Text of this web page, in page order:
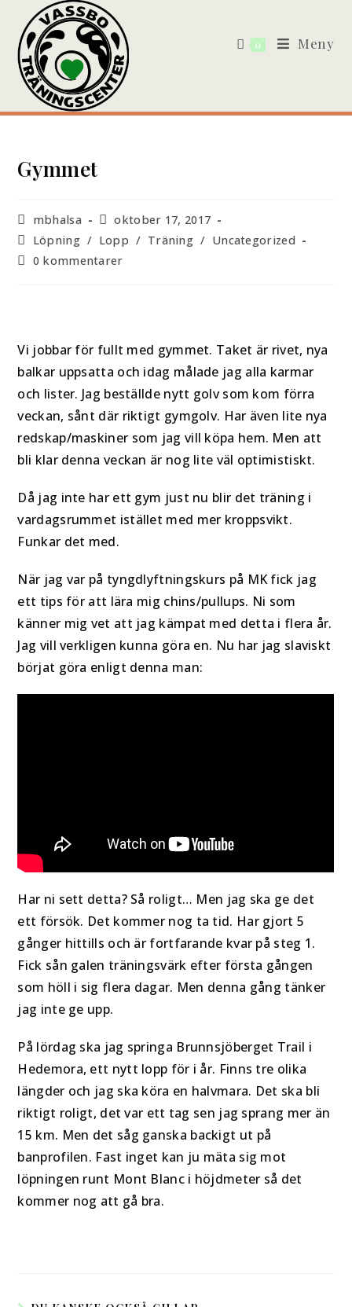
0 Meny
Gymmet
mbhalsa
oktober 17, 2017
Löpning / Lopp / Träning / Uncategorized
0 kommentarer
Vi jobbar för fullt med gymmet. Taket är rivet, nya
balkar uppsatta och idag målade jag alla karmar
och lister. Jag beställde nytt golv som kom förra
veckan, sånt där riktigt gymgolv. Har även lite nya
redskap/maskiner som jag vill köpa hem. Men att
bli klar denna veckan är nog lite väl optimistiskt.
Då jag inte har ett gym just nu blir det träning i
vardagsrummet istället med mer kroppsvikt.
Funkar det med.
När jag var på tyngdlyftningskurs på MK fick jag
ett tips för att lära mig chins/pullups. Ni som
känner mig vet att jag kämpat med detta i flera år.
Jag vill verkligen kunna göra en. Nu har jag slaviskt
börjat göra enligt denna man:
Har ni sett detta? Så roligt… Men jag ska ge det
ett försök. Det kommer nog ta tid. Har gjort 5
gånger hittills och är fortfarande kvar på steg 1.
Fick sån galen träningsvärk efter första gången
som höll i sig flera dagar. Men denna gång tänker
jag inte ge upp.
På lördag ska jag springa Brunnsjöberget Trail i
Hedemora, ett nytt lopp för i år. Finns tre olika
längder och jag ska köra en halvmara. Det ska bli
riktigt roligt, det var ett tag sen jag sprang mer än
15 km. Men det såg ganska backigt ut på
banprofilen. Fast inget kan ju mäta sig mot
löpningen runt Mont Blanc i höjdmeter så det
kommer nog att gå bra.